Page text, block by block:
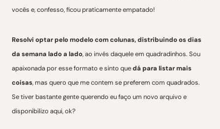
vocês e, confesso, ficou praticamente empatado!
Resolvi optar pelo modelo com colunas, distribuindo os dias
da semana lado a lado, ao invés daquele em quadradinhos. Sou
apaixonada por esse formato e sinto quedá para listar mais
coisas, mas quero que me contem se preferem com quadrados.
Se tiver bastante gente querendo eu faço um novo arquivo e
disponibilizo aqui, ok?